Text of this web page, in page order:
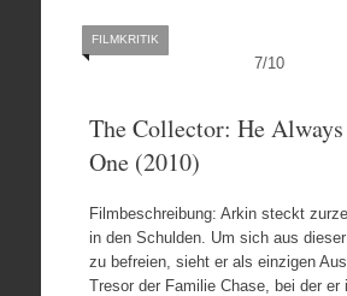
7/10
FILMKRITIK
The Collector: He Always
One (2010)
Filmbeschreibung: Arkin steckt
in den Schulden. Um sich aus
zu befreien, sieht er als einzigen
Tresor der Familie Chase, bei der er